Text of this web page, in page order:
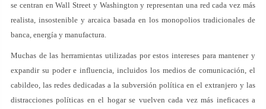
se centran en Wall Street y Washington y representan una red cada vez más
realista, insostenible y arcaica basada en los monopolios tradicionales de
banca, energía y manufactura.
Muchas de las herramientas utilizadas por estos intereses para mantener y
expandir su poder e influencia, incluidos los medios de comunicación, el
cabildeo, las redes dedicadas a la subversión política en el extranjero y las
distracciones políticas en el hogar se vuelven cada vez más ineficaces a